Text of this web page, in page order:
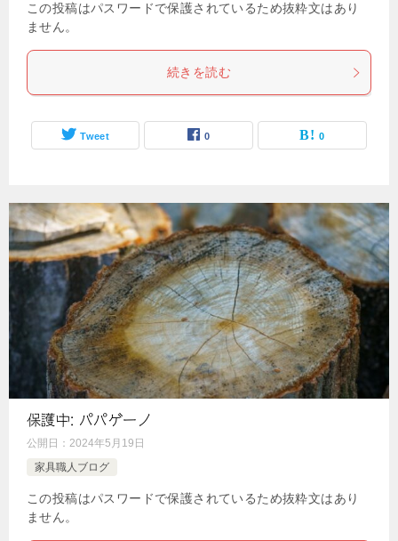
この投稿はパスワードで保護されているため抜粋文はあり
ません。
続きを読む
Tweet 0 0
保護中: パパゲーノ
公開日： 2024年5月19日
家具職人ブログ
この投稿はパスワードで保護されているため抜粋文はあり
ません。